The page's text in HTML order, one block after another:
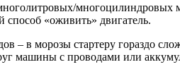
многоцилиндровых
способ «оживить» двигатель.
– в морозы стартеру гораздо
машины с проводами или